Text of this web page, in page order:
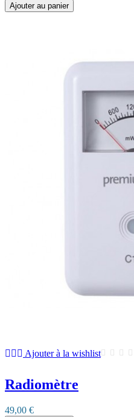
Ajouter au panier
Ajouter à la wishlist
Radiomètre
49,00 €